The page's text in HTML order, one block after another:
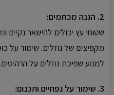
2. הגנה מכתמים:
שטוחי עץ יכולים להישאר נקיים
מקפיצים של נוזלים. שימור על
למנוע שפיכת נוזלים על הרהיטים.
3. שימור על נפחיים ותכנום: